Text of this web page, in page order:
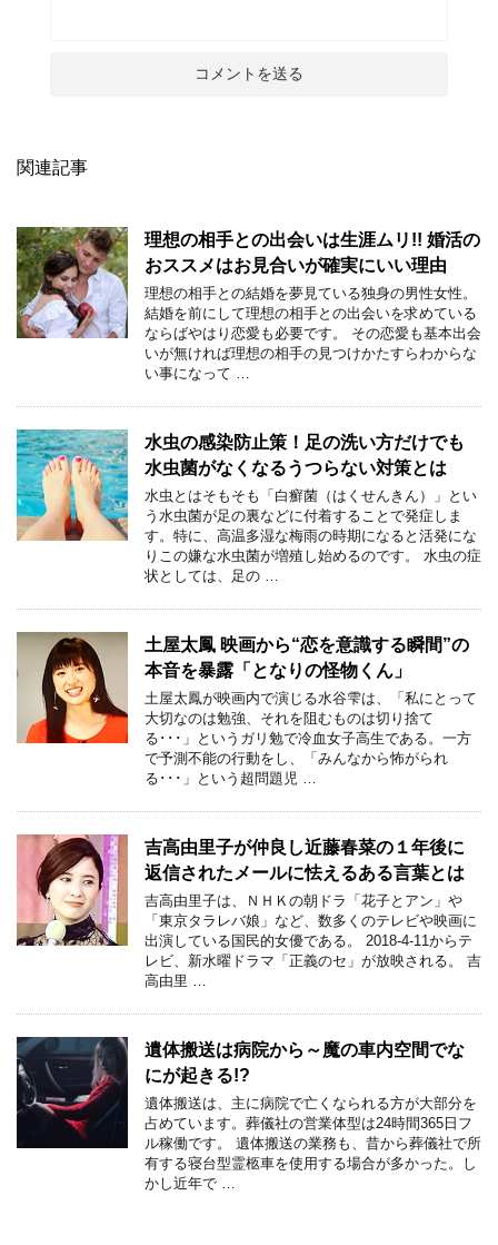
関連記事
理想の相手との出会いは生涯ムリ!! 婚活の
おススメはお見合いが確実にいい理由
理想の相手との結婚を夢見ている独身の男性女性。
結婚を前にして理想の相手との出会いを求めている
ならばやはり恋愛も必要です。 その恋愛も基本出会
いが無ければ理想の相手の見つけかたすらわからな
い事になって …
水虫の感染防止策！足の洗い方だけでも
水虫菌がなくなるうつらない対策とは
水虫とはそもそも「白癬菌（はくせんきん）」とい
う水虫菌が足の裏などに付着することで発症しま
す。特に、高温多湿な梅雨の時期になると活発にな
りこの嫌な水虫菌が増殖し始めるのです。 水虫の症
状としては、足の …
土屋太鳳 映画から“恋を意識する瞬間”の
本音を暴露「となりの怪物くん」
土屋太鳳が映画内で演じる水谷雫は、「私にとって
大切なのは勉強、それを阻むものは切り捨て
る･･･」というガリ勉で冷血女子高生である。一方
で予測不能の行動をし、「みんなから怖がられ
る･･･」という超問題児 …
吉高由里子が仲良し近藤春菜の１年後に
返信されたメールに怯えるある言葉とは
吉高由里子は、ＮＨＫの朝ドラ「花子とアン」や
「東京タラレバ娘」など、数多くのテレビや映画に
出演している国民的女優である。 2018-4-11からテ
レビ、新水曜ドラマ「正義のセ」が放映される。 吉
高由里 …
遺体搬送は病院から～魔の車内空間でな
にが起きる!?
遺体搬送は、主に病院で亡くなられる方が大部分を
占めています。葬儀社の営業体型は24時間365日フ
ル稼働です。 遺体搬送の業務も、昔から葬儀社で所
有する寝台型霊柩車を使用する場合が多かった。し
かし近年で …